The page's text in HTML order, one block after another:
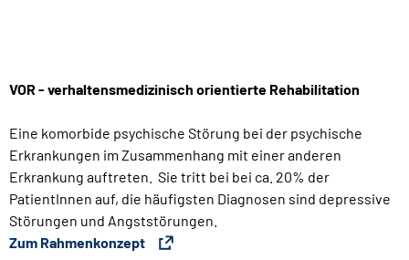
VOR - verhaltensmedizinisch orientierte Rehabilitation
Eine komorbide psychische Störung bei der psychische
Erkrankungen im Zusammenhang mit einer anderen
Erkrankung auftreten. Sie tritt bei bei ca. 20% der
PatientInnen auf, die häufigsten Diagnosen sind depressive
Störungen und Angststörungen.
Zum Rahmenkonzept